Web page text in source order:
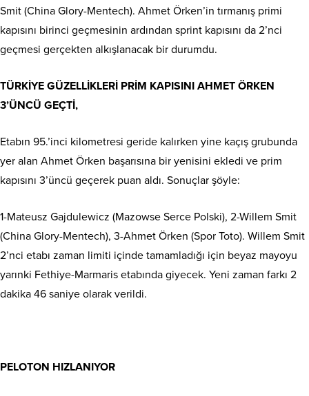
Smit (China Glory-Mentech). Ahmet Örken’in tırmanış primi
kapısını birinci geçmesinin ardından sprint kapısını da 2’nci
geçmesi gerçekten alkışlanacak bir durumdu.
TÜRKİYE GÜZELLİKLERİ PRİM KAPISINI AHMET ÖRKEN
3’ÜNCÜ GEÇTİ,
Etabın 95.’inci kilometresi geride kalırken yine kaçış grubunda
yer alan Ahmet Örken başarısına bir yenisini ekledi ve prim
kapısını 3’üncü geçerek puan aldı. Sonuçlar şöyle:
1-Mateusz Gajdulewicz (Mazowse Serce Polski), 2-Willem Smit
(China Glory-Mentech), 3-Ahmet Örken (Spor Toto). Willem Smit
2’nci etabı zaman limiti içinde tamamladığı için beyaz mayoyu
yarınki Fethiye-Marmaris etabında giyecek. Yeni zaman farkı 2
dakika 46 saniye olarak verildi.
PELOTON HIZLANIYOR